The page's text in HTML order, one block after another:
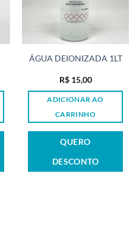
ÁGUA DEIONIZADA 1LT
R$15,00
ADICIONAR AO
CARRINHO
QUERO
DESCONTO